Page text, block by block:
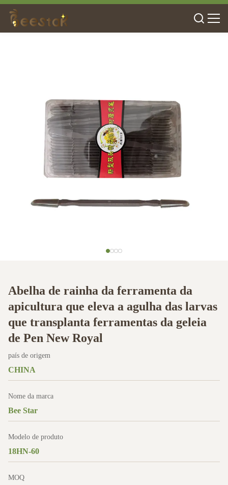
Abelha de rainha da ferramenta da
apicultura que eleva a agulha das larvas
que transplanta ferramentas da geleia
de Pen New Royal
país de origem
CHINA
Nome da marca
Bee Star
Modelo de produto
18HN-60
MOQ